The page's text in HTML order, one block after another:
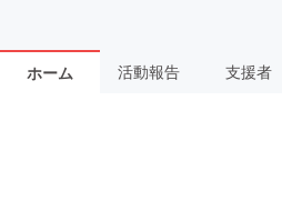
ホーム 活動報告 支援者